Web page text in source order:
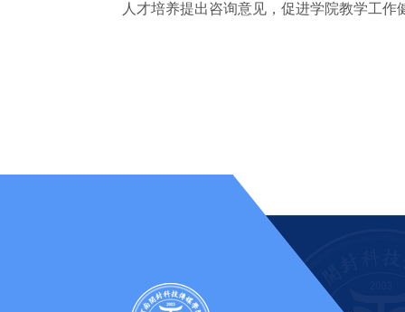
人才培养提出咨询意见，促进学院教学工作